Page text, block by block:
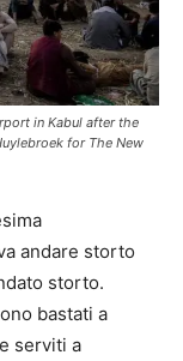
in Kabul after the
for The New
andare storto
storto.
bastati a
serviti a